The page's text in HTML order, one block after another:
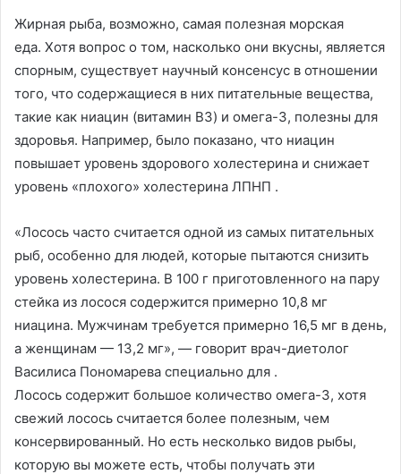
Жирная рыба, возможно, самая полезная морская
еда. Хотя вопрос о том, насколько они вкусны, является
спорным, существует научный консенсус в отношении
того, что содержащиеся в них питательные вещества,
такие как ниацин (витамин B3) и омега-3, полезны для
здоровья. Например, было показано, что ниацин
повышает уровень здорового холестерина и снижает
уровень «плохого» холестерина ЛПНП .
«Лосось часто считается одной из самых питательных
рыб, особенно для людей, которые пытаются снизить
уровень холестерина. В 100 г приготовленного на пару
стейка из лосося содержится примерно 10,8 мг
ниацина. Мужчинам требуется примерно 16,5 мг в день,
а женщинам — 13,2 мг», — говорит врач-диетолог
Василиса Пономарева специально для .
Лосось содержит большое количество омега-3, хотя
свежий лосось считается более полезным, чем
консервированный. Но есть несколько видов рыбы,
которую вы можете есть, чтобы получать эти